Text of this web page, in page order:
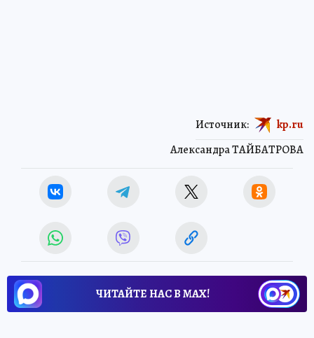
Александра ТАЙБАТРОВА
Источник: kp.ru
ЧИТАЙТЕ НАС В МАХ!